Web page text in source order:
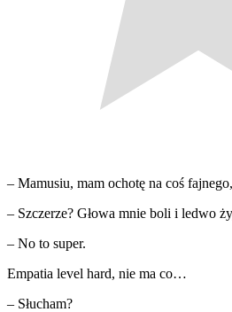
– Mamusiu, mam ochotę na coś
– Szczerze? Głowa mnie boli i ledwo
– No to super.
Empatia level hard, nie ma co…
– Słucham?